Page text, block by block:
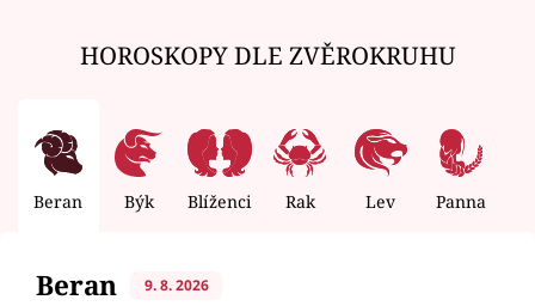
HOROSKOPY DLE ZVĚROKRUHU
Beran Býk Blíženci Rak Lev Panna
Beran 9. 8. 2026